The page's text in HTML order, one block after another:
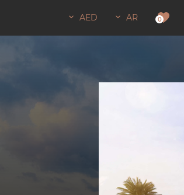
0
AR
AED